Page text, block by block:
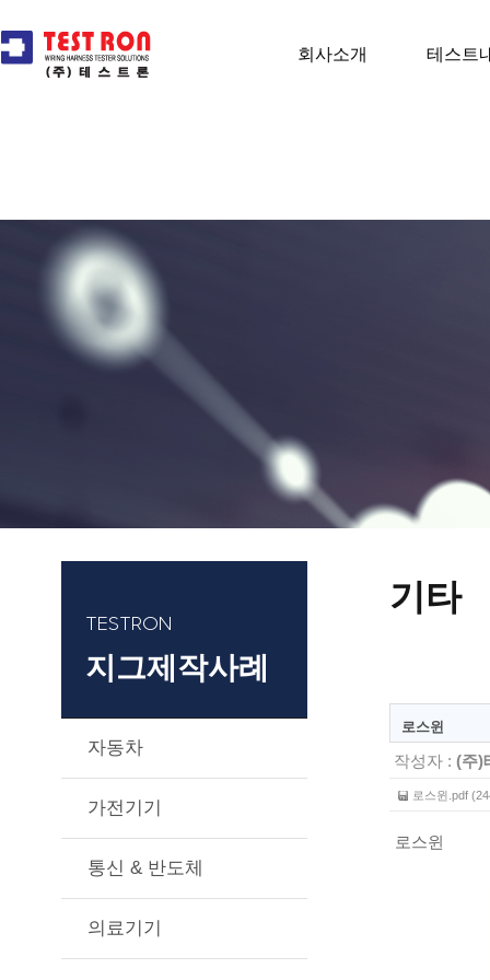
회사소개 테스트
TESTRON
지그제작사례
자동차
가전기기
통신 & 반도체
의료기기
기타
로스윈
작성자 : (주)
로스윈.pdf
로스윈